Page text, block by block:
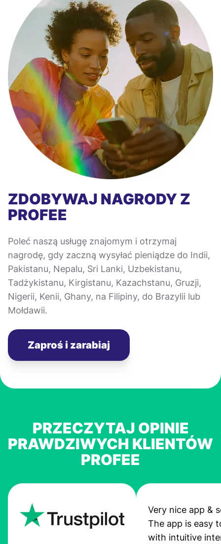
ZDOBYWAJ NAGRODY Z
PROFEE
Poleć naszą usługę znajomym i otrzymaj
nagrodę, gdy zaczną wysyłać pieniądze do Indii,
Pakistanu, Nepalu, Sri Lanki, Uzbekistanu,
Tadżykistanu, Kirgistanu, Kazachstanu, Gruzji,
Nigerii, Kenii, Ghany, na Filipiny, do Brazylii lub
Mołdawii.
Zaproś i zarabiaj
PRZECZYTAJ OPINIE
PRAWDZIWYCH KLIENTÓW
PROFEE
Very nice app &
The app is easy
with intuitive